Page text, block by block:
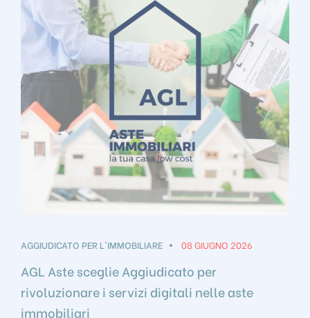
AGGIUDICATO PER L'IMMOBILIARE 08 GIUGNO 2026
AGL Aste sceglie Aggiudicato per
rivoluzionare i servizi digitali nelle aste
immobiliari